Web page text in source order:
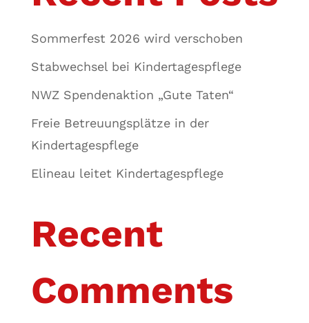
Sommerfest 2026 wird verschoben
Stabwechsel bei Kindertagespflege
NWZ Spendenaktion „Gute Taten“
Freie Betreuungsplätze in der
Kindertagespflege
Elineau leitet Kindertagespflege
Recent
Comments